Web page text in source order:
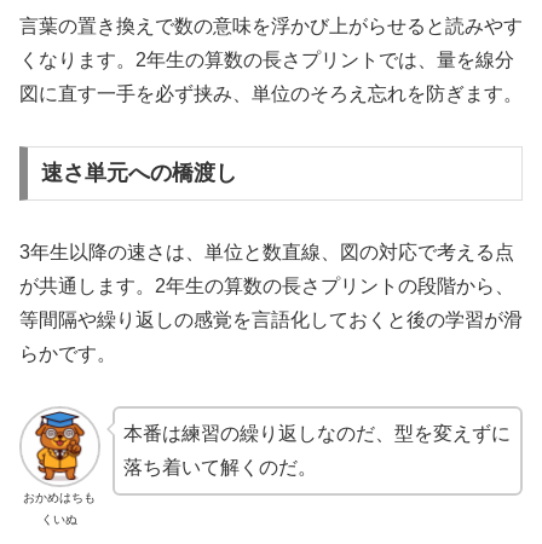
言葉の置き換えで数の意味を浮かび上がらせると読みやす
くなります。2年生の算数の長さプリントでは、量を線分
図に直す一手を必ず挟み、単位のそろえ忘れを防ぎます。
速さ単元への橋渡し
3年生以降の速さは、単位と数直線、図の対応で考える点
が共通します。2年生の算数の長さプリントの段階から、
等間隔や繰り返しの感覚を言語化しておくと後の学習が滑
らかです。
おかめはちも
くいぬ
本番は練習の繰り返しなのだ、型を変えずに
落ち着いて解くのだ。